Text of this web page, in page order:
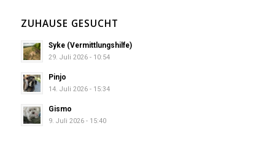
ZUHAUSE GESUCHT
Syke (Vermittlungshilfe)
29. Juli 2026 - 10:54
Pinjo
14. Juli 2026 - 15:34
Gismo
9. Juli 2026 - 15:40